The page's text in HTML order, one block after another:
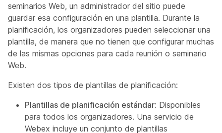
seminarios Web, un administrador del sitio puede
guardar esa configuración en una plantilla. Durante la
planificación, los organizadores pueden seleccionar una
plantilla, de manera que no tienen que configurar muchas
de las mismas opciones para cada reunión o seminario
Web.
Existen dos tipos de plantillas de planificación:
Plantillas de planificación estándar: Disponibles
para todos los organizadores. Una servicio de
Webex incluye un conjunto de plantillas